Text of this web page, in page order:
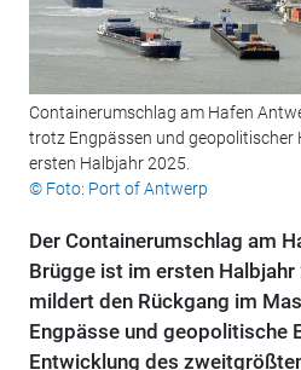
Containerumschlag am Hafen
trotz Engpässen und geopolitischer
ersten Halbjahr 2025.
© Foto: Port of Antwerp
Der Containerumschlag am
Brügge ist im ersten
mildert den Rückgang im
Engpässe und geopolitische
Entwicklung des